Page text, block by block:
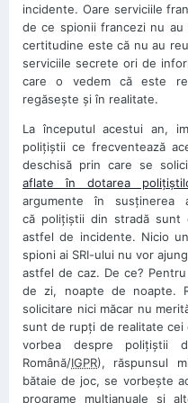
incidente. Oare serviciile
de ce spionii francezi nu
certitudine este că nu au
serviciile secrete ori de
care o vedem că este
regăseşte şi în realitate.
La începutul acestui an,
poliţiştii ce frecventează
deschisă prin care se
aflate în dotarea
argumente în
că poliţiştii din stradă
astfel de incidente. Nicio
spioni ai SRI-ului nu vor
astfel de caz. De ce?
de zi, noapte de noapte.
solicitare nici măcar nu
sunt de rupţi de realitate cei
vorbea despre poliţiştii
Română/IGPR), răspunsul
bătaie de joc, se vorbeşte
programe multianuale şi